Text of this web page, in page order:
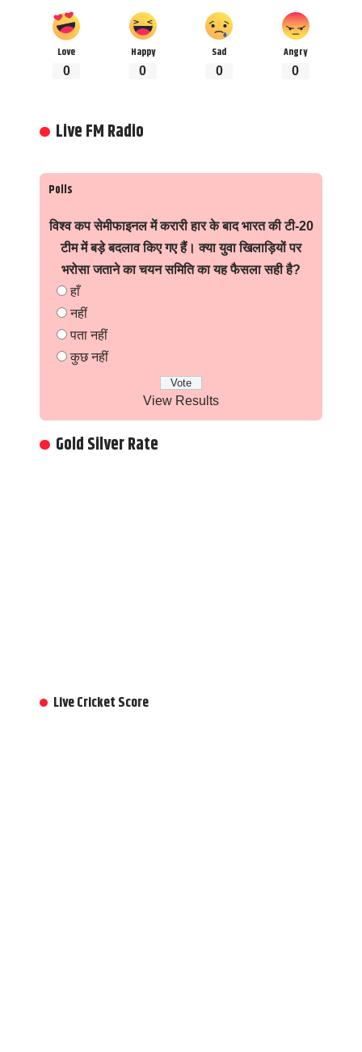
Love
0
Happy
0
Sad
0
Angry
0
Live FM Radio
Polls
विश्व कप सेमीफाइनल में करारी हार के बाद भारत की टी-20
टीम में बड़े बदलाव किए गए हैं। क्या युवा खिलाड़ियों पर
भरोसा जताने का चयन समिति का यह फैसला सही है?
हाँ
नहीं
पता नहीं
कुछ नहीं
View Results
Gold Silver Rate
Live Cricket Score